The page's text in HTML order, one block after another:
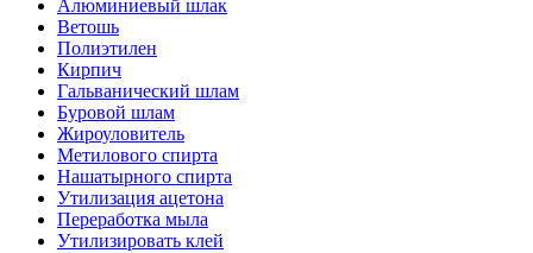
Алюминиевый шлак
Ветошь
Полиэтилен
Кирпич
Гальванический шлам
Буровой шлам
Жироуловитель
Метилового спирта
Нашатырного спирта
Утилизация ацетона
Переработка мыла
Утилизировать клей